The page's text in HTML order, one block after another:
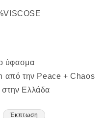
ύφασμα
από την Peace + Chaos
στην Ελλάδα
Έκπτωση